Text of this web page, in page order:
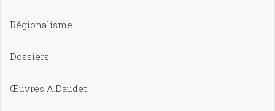
Régionalisme
Dossiers
Œuvres A.Daudet